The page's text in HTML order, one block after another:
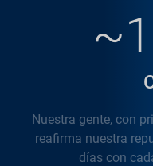
Nuestra gente, con
reafirma nuestra
días con